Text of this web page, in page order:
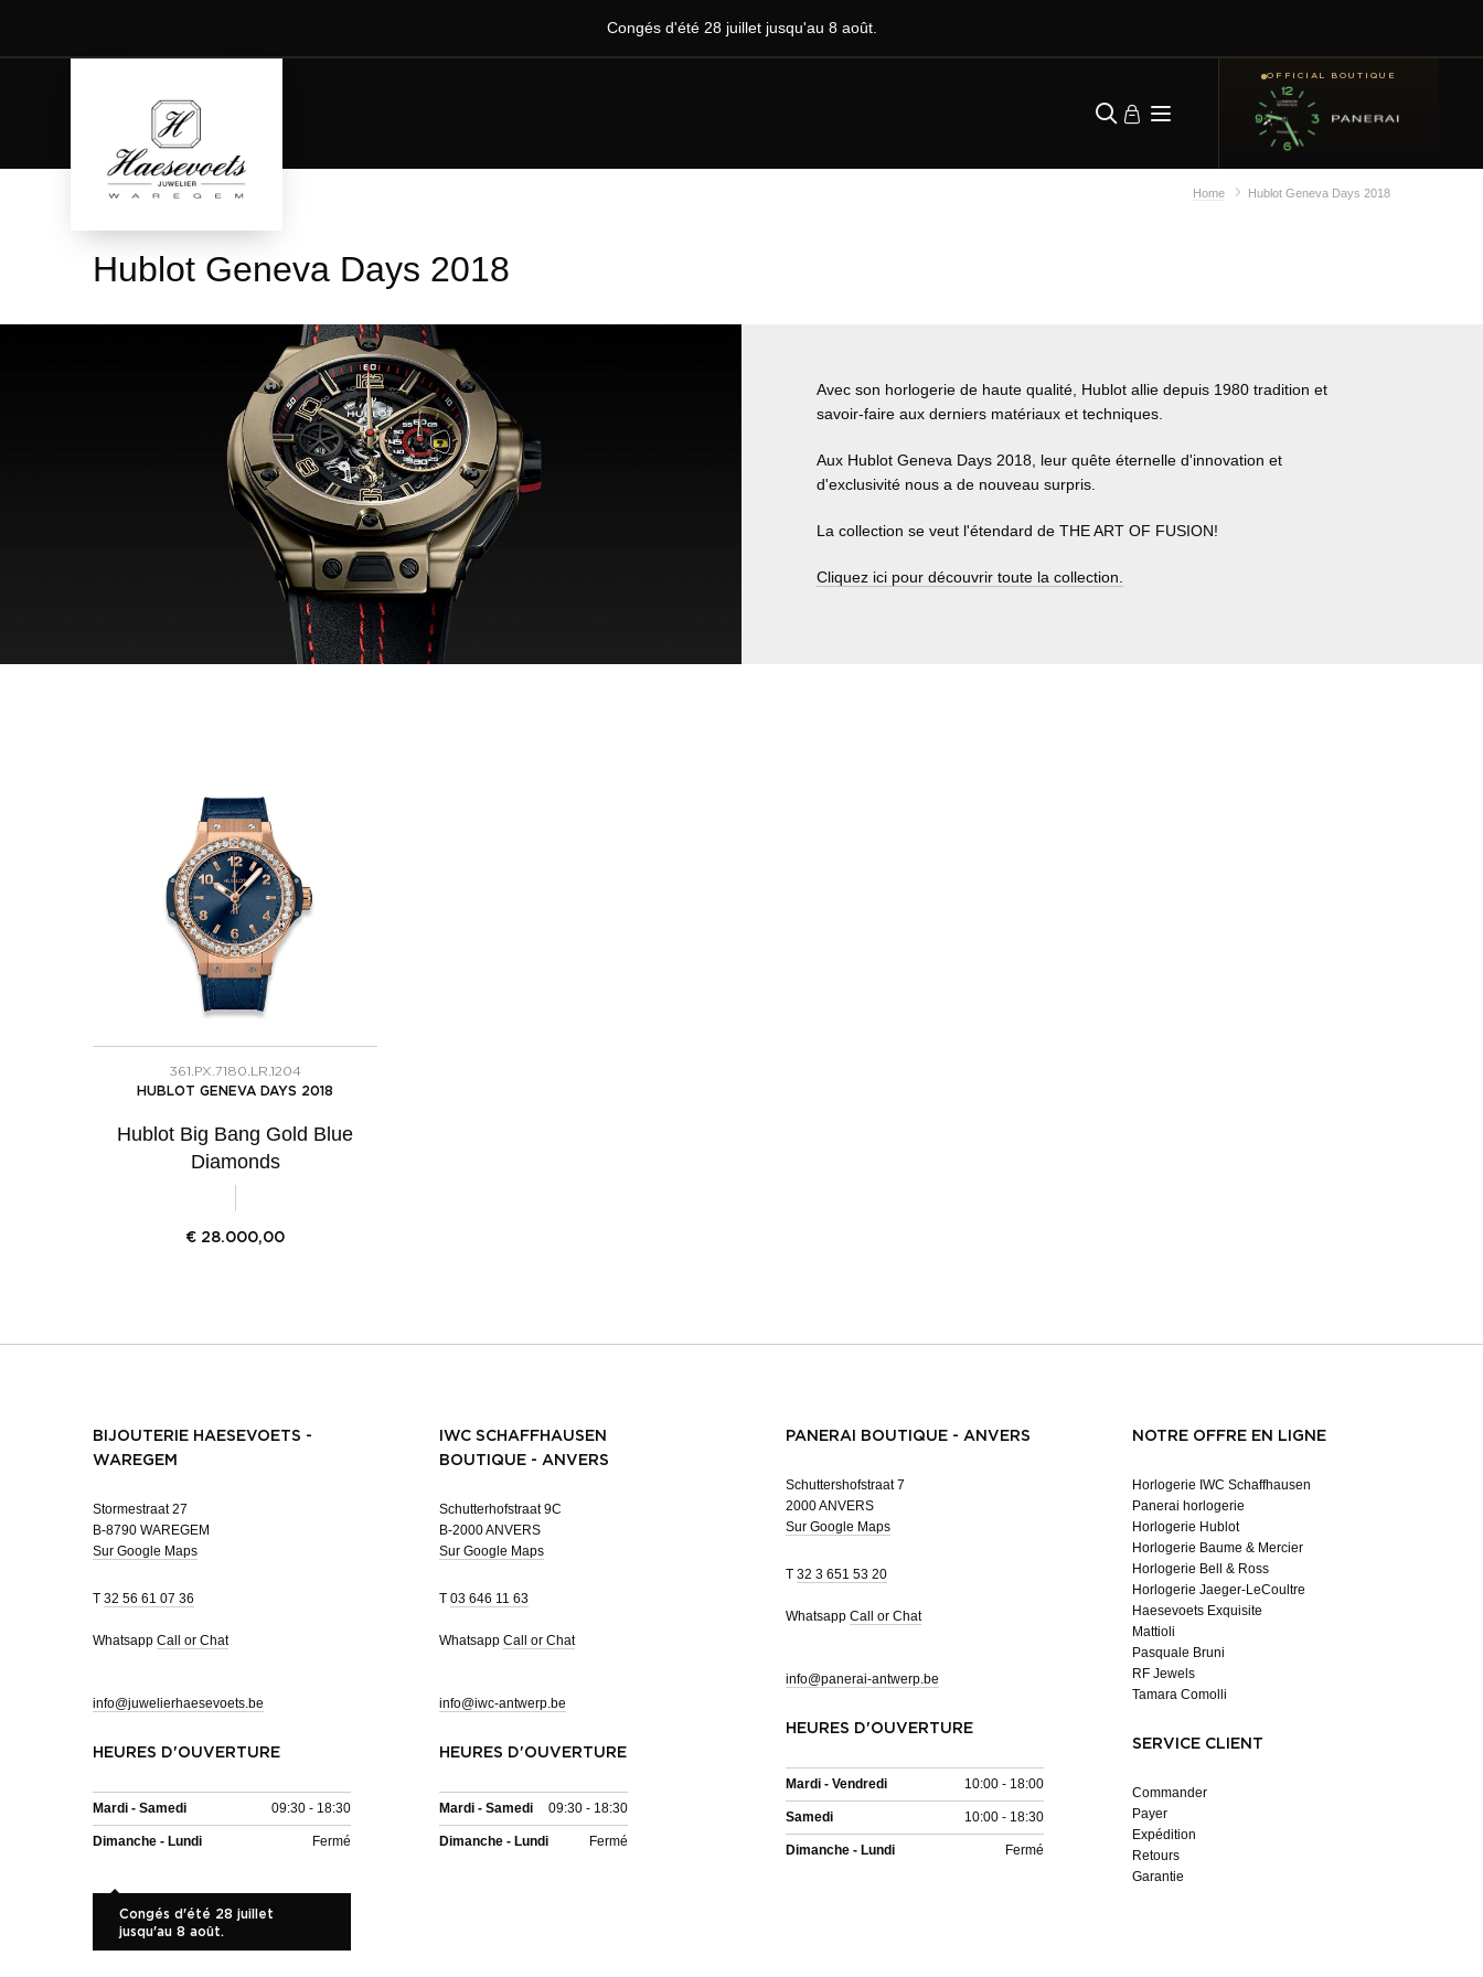
Congés d'été 28 juillet jusqu'au 8 août.
OFFICIAL BOUTIQUE
Home Hublot Geneva Days 2018
Hublot Geneva Days 2018
Avec son horlogerie de haute qualité, Hublot allie depuis 1980 tradition et
savoir-faire aux derniers matériaux et techniques.
Aux Hublot Geneva Days 2018, leur quête éternelle d'innovation et
d'exclusivité nous a de nouveau surpris.
La collection se veut l'étendard de THE ART OF FUSION!
Cliquez ici pour découvrir toute la collection.
361.PX.7180.LR.1204
HUBLOT GENEVA DAYS 2018
Hublot Big Bang Gold Blue
Diamonds
€ 28.000,00
BIJOUTERIE HAESEVOETS -
WAREGEM
Stormestraat 27
B-8790 WAREGEM
Sur Google Maps
T 32 56 61 07 36
Whatsapp Call or Chat
info@juwelierhaesevoets.be
HEURES D'OUVERTURE
Mardi - Samedi 09:30 - 18:30
Dimanche - Lundi Fermé
Congés d'été 28 juillet
jusqu'au 8 août.
IWC SCHAFFHAUSEN
BOUTIQUE - ANVERS
Schutterhofstraat 9C
B-2000 ANVERS
Sur Google Maps
T 03 646 11 63
Whatsapp Call or Chat
info@iwc-antwerp.be
HEURES D'OUVERTURE
Mardi - Samedi 09:30 - 18:30
Dimanche - Lundi Fermé
PANERAI BOUTIQUE - ANVERS
Schuttershofstraat 7
2000 ANVERS
Sur Google Maps
T 32 3 651 53 20
Whatsapp Call or Chat
info@panerai-antwerp.be
HEURES D'OUVERTURE
Mardi - Vendredi 10:00 - 18:00
Samedi 10:00 - 18:30
Dimanche - Lundi Fermé
NOTRE OFFRE EN LIGNE
Horlogerie IWC Schaffhausen
Panerai horlogerie
Horlogerie Hublot
Horlogerie Baume & Mercier
Horlogerie Bell & Ross
Horlogerie Jaeger-LeCoultre
Haesevoets Exquisite
Mattioli
Pasquale Bruni
RF Jewels
Tamara Comolli
SERVICE CLIENT
Commander
Payer
Expédition
Retours
Garantie